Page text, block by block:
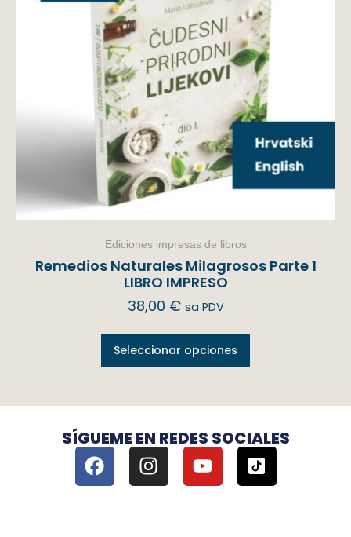
Ediciones impresas de libros
Remedios Naturales Milagrosos Parte 1
LIBRO IMPRESO
38,00 € sa PDV
Seleccionar opciones
SÍGUEME EN REDES SOCIALES